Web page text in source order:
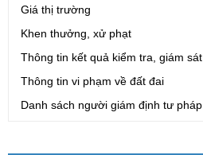
Giá thị trường
Khen thưởng, xử phạt
Thông tin kết quả kiểm tra, giám sát
Thông tin vi phạm về đất đai
Danh sách người giám định tư pháp